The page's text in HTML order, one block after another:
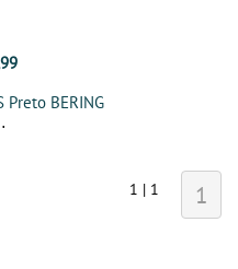
Preto BERING
1 | 1 1